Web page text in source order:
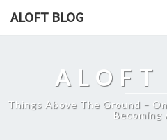
ALOFT BLOG
ALOFT
Things Above The Ground –
Becoming